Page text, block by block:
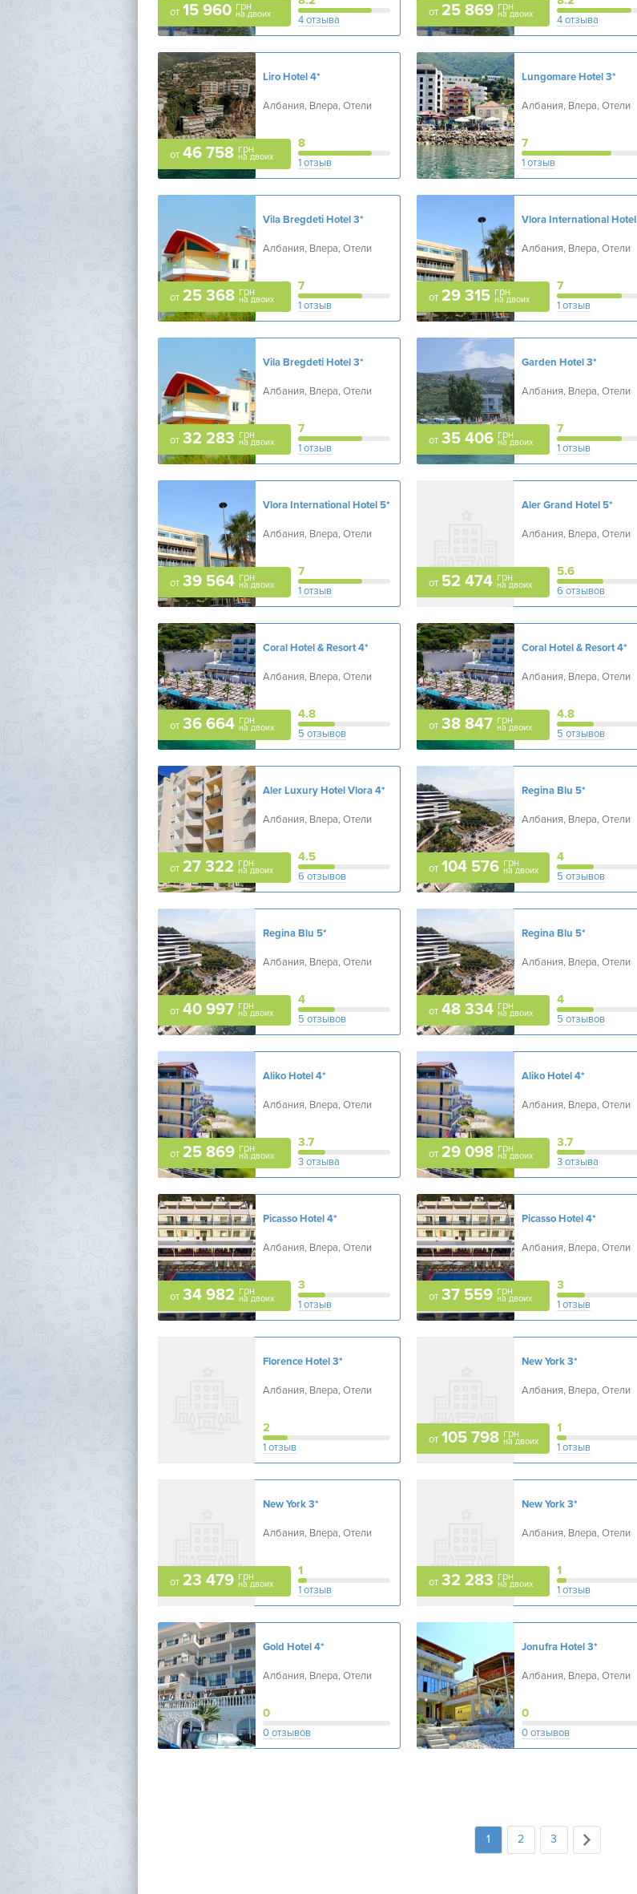
от 15 960 грн
на двоих 4 отзыва
от 25 869 грн
на двоих 4 отзыва
от 46 758 грн
на двоих
Liro Hotel 4*
Албания, Влера, Отели
8
1 отзыв
Lungomare Hotel3*
Албания, Влера, Отели
7
1 отзыв
от 25 368 грн
на двоих
Vila Bregdeti Hotel 3*
Албания, Влера, Отели
7
1 отзыв
от 29 315 грн
на двоих
Vlora International Hotel
Албания, Влера, Отели
7
1 отзыв
от 32 283 грн
на двоих
Vila Bregdeti Hotel 3*
Албания, Влера, Отели
7
1 отзыв
от 35 406 грн
на двоих
Garden Hotel3*
Албания, Влера, Отели
7
1 отзыв
от 39 564 грн
на двоих
Vlora International Hotel 5*
Албания, Влера, Отели
7
1 отзыв
от 52 474 грн
на двоих
Aler Grand Hotel5*
Албания, Влера, Отели
5.6
6 отзывов
от 36 664 грн
на двоих
Coral Hotel & Resort 4*
Албания, Влера, Отели
4.8
5 отзывов
от 38 847 грн
на двоих
Coral Hotel & Resort4*
Албания, Влера, Отели
4.8
5 отзывов
от 27 322 грн
на двоих
Aler Luxury Hotel Vlora 4*
Албания, Влера, Отели
4.5
6 отзывов
от 104 576 грн
на двоих
Regina Blu 5*
Албания, Влера, Отели
4
5 отзывов
от 40 997 грн
на двоих
Regina Blu 5*
Албания, Влера, Отели
4
5 отзывов
от 48 334 грн
на двоих
Regina Blu 5*
Албания, Влера, Отели
4
5 отзывов
от 25 869 грн
на двоих
Aliko Hotel 4*
Албания, Влера, Отели
3.7
3 отзыва
от 29 098 грн
на двоих
Aliko Hotel4*
Албания, Влера, Отели
3.7
3 отзыва
от 34 982 грн
на двоих
Picasso Hotel 4*
Албания, Влера, Отели
3
1 отзыв
от 37 559 грн
на двоих
Picasso Hotel4*
Албания, Влера, Отели
3
1 отзыв
Florence Hotel 3*
Албания, Влера, Отели
2
1 отзыв
от 105 798 грн
на двоих
New York3*
Албания, Влера, Отели
1
1 отзыв
от 23 479 грн
на двоих
New York 3*
Албания, Влера, Отели
1
1 отзыв
от 32 283 грн
на двоих
New York3*
Албания, Влера, Отели
1
1 отзыв
Gold Hotel 4*
Албания, Влера, Отели
0
0 отзывов
Jonufra Hotel3*
Албания, Влера, Отели
0
0 отзывов
1 2 3